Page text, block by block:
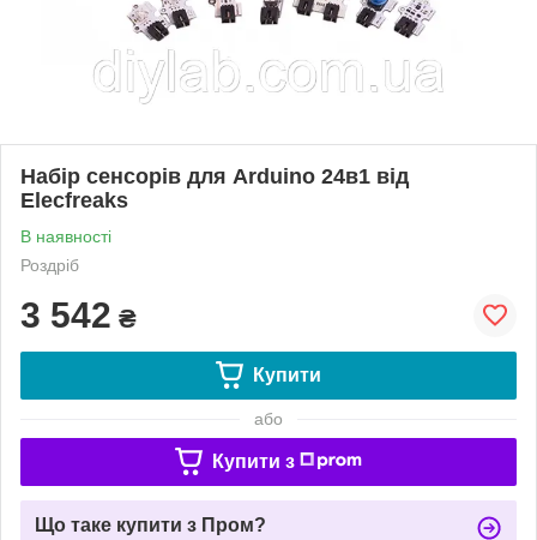
Набір сенсорів для Arduino 24в1 від
Elecfreaks
В наявності
Роздріб
3 542 ₴
Купити
або
Купити з
Що таке купити з Пром?